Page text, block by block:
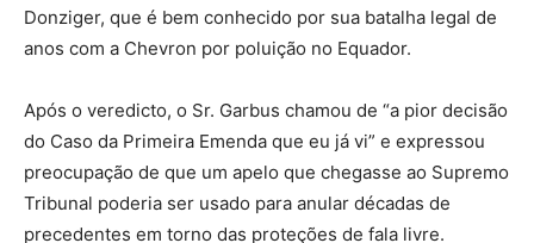
Donziger, que é bem conhecido por sua batalha legal de
anos com a Chevron por poluição no Equador.
Após o veredicto, o Sr. Garbus chamou de “a pior decisão
do Caso da Primeira Emenda que eu já vi” e expressou
preocupação de que um apelo que chegasse ao Supremo
Tribunal poderia ser usado para anular décadas de
precedentes em torno das proteções de fala livre.